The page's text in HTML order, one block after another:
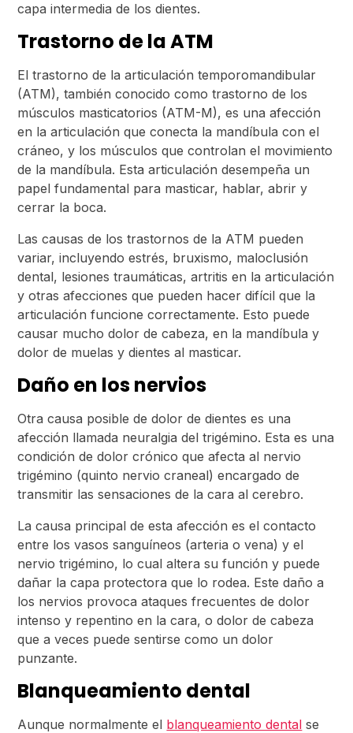
capa intermedia de los dientes.
Trastorno de la ATM
El trastorno de la articulación temporomandibular
(ATM), también conocido como trastorno de los
músculos masticatorios (ATM-M), es una afección
en la articulación que conecta la mandíbula con el
cráneo, y los músculos que controlan el movimiento
de la mandíbula. Esta articulación desempeña un
papel fundamental para masticar, hablar, abrir y
cerrar la boca.
Las causas de los trastornos de la ATM pueden
variar, incluyendo estrés, bruxismo, maloclusión
dental, lesiones traumáticas, artritis en la articulación
y otras afecciones que pueden hacer difícil que la
articulación funcione correctamente. Esto puede
causar mucho dolor de cabeza, en la mandíbula y
dolor de muelas y dientes al masticar.
Daño en los nervios
Otra causa posible de dolor de dientes es una
afección llamada neuralgia del trigémino. Esta es una
condición de dolor crónico que afecta al nervio
trigémino (quinto nervio craneal) encargado de
transmitir las sensaciones de la cara al cerebro.
La causa principal de esta afección es el contacto
entre los vasos sanguíneos (arteria o vena) y el
nervio trigémino, lo cual altera su función y puede
dañar la capa protectora que lo rodea. Este daño a
los nervios provoca ataques frecuentes de dolor
intenso y repentino en la cara, o dolor de cabeza
que a veces puede sentirse como un dolor
punzante.
Blanqueamiento dental
Aunque normalmente el blanqueamiento dental se